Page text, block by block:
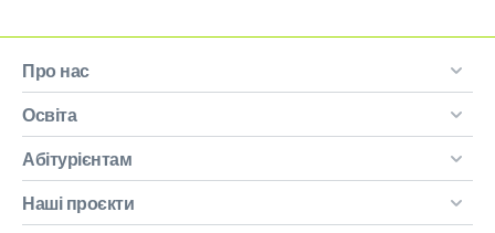
Про нас
Освіта
Абітурієнтам
Наші проєкти